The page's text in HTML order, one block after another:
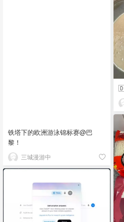
铁塔下的欧洲游泳锦标赛@巴
黎！
三城漫游中